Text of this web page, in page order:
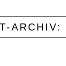
ARCHIV: